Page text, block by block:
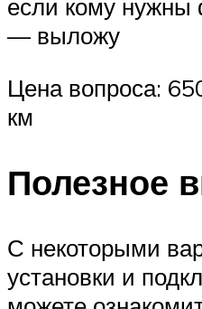
если кому нужны
— выложу
Цена вопроса:
км
Полезное
С некоторыми
установки и